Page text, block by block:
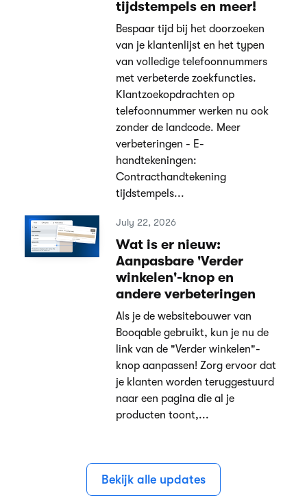
tijdstempels en meer!
Bespaar tijd bij het doorzoeken
van je klantenlijst en het typen
van volledige telefoonnummers
met verbeterde zoekfuncties.
Klantzoekopdrachten op
telefoonnummer werken nu ook
zonder de landcode. Meer
verbeteringen - E-
handtekeningen:
Contracthandtekening
tijdstempels...
July 22, 2026
Wat is er nieuw:
Aanpasbare 'Verder
winkelen'-knop en
andere verbeteringen
Als je de websitebouwer van
Booqable gebruikt, kun je nu de
link van de "Verder winkelen"-
knop aanpassen! Zorg ervoor dat
je klanten worden teruggestuurd
naar een pagina die al je
producten toont,...
Bekijk alle updates